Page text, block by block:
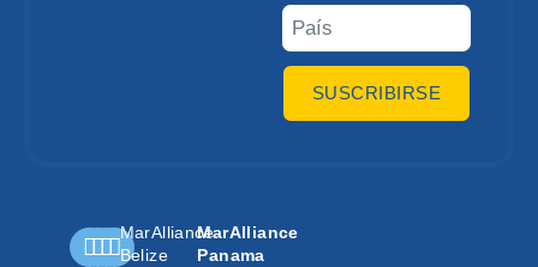
SUSCRIBIRSE
MarAlliance
Belize
MarAlliance
Panama